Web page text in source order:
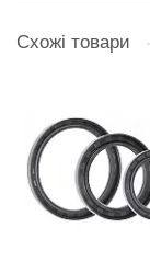
Схожі товари